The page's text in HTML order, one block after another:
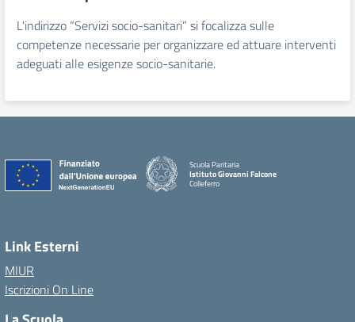
L'indirizzo “Servizi socio-sanitari” si focalizza sulle
competenze necessarie per organizzare ed attuare interventi
adeguati alle esigenze socio-sanitarie.
Scuola Paritaria
Istituto Giovanni Falcone
Colleferro
Link Esterni
MIUR
Iscrizioni On Line